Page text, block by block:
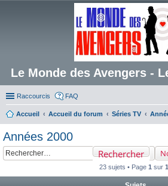
Le Monde des Avengers -
Raccourcis FAQ
Accueil Accueil du forum Séries TV
Années 2000
Rechercher
23 sujets • Page 1 sur 1